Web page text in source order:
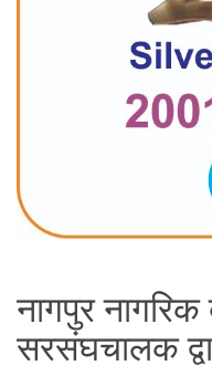
नागपुर
सरसंघचालक